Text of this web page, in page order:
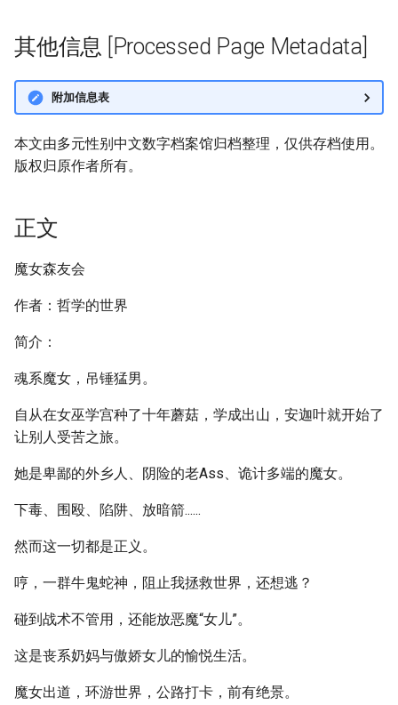
其他信息 [Processed Page Metadata]
附加信息表
本文由多元性别中文数字档案馆归档整理，仅供存档使用。
版权归原作者所有。
正文
魔女森友会
作者：哲学的世界
简介：
魂系魔女，吊锤猛男。
自从在女巫学宫种了十年蘑菇，学成出山，安迦叶就开始了
让别人受苦之旅。
她是卑鄙的外乡人、阴险的老Ass、诡计多端的魔女。
下毒、围殴、陷阱、放暗箭......
然而这一切都是正义。
哼，一群牛鬼蛇神，阻止我拯救世界，还想逃？
碰到战术不管用，还能放恶魔“女儿”。
这是丧系奶妈与傲娇女儿的愉悦生活。
魔女出道，环游世界，公路打卡，前有绝景。